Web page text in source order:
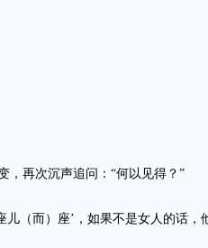
再次沉声追问：“何以见得？”
（而）座’，如果不是女人的话，